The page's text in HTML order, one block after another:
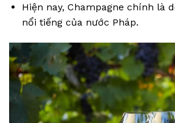
Hiện nay, Champagne chính là
nổi tiếng của nước Pháp.